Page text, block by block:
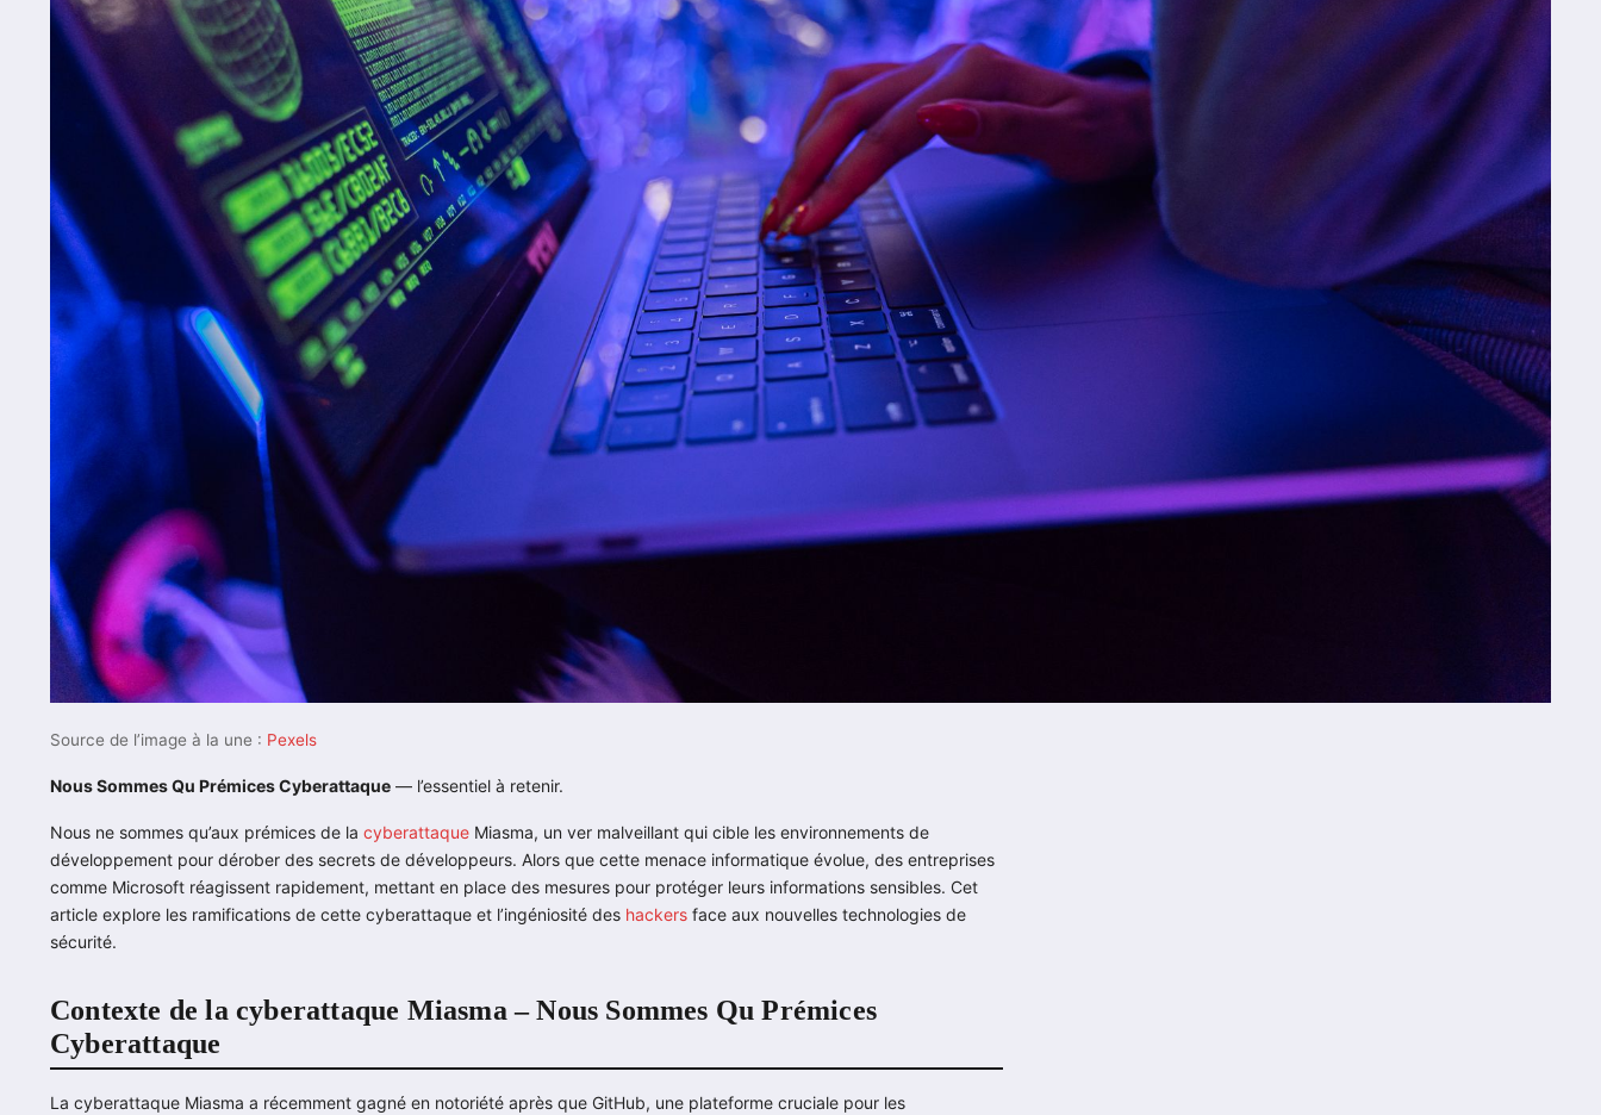
Source de l’image à la une : Pexels
Nous Sommes Qu Prémices Cyberattaque — l’essentiel à retenir.
Nous ne sommes qu’aux prémices de la cyberattaque Miasma, un ver malveillant qui cible les environnements de
développement pour dérober des secrets de développeurs. Alors que cette menace informatique évolue, des entreprises
comme Microsoft réagissent rapidement, mettant en place des mesures pour protéger leurs informations sensibles. Cet
article explore les ramifications de cette cyberattaque et l’ingéniosité des hackers face aux nouvelles technologies de
sécurité.
Contexte de la cyberattaque Miasma – Nous Sommes Qu Prémices
Cyberattaque
La cyberattaque Miasma a récemment gagné en notoriété après que GitHub, une plateforme cruciale pour les